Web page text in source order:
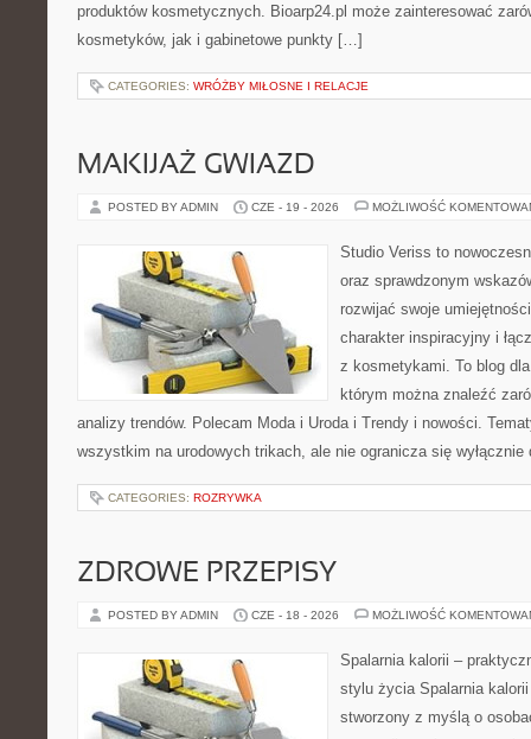
produktów kosmetycznych. Bioarp24.pl może zainteresować
kosmetyków, jak i gabinetowe punkty […]
CATEGORIES: WRÓŻBY MIŁOSNE I RELACJE
MAKIJAŻ GWIAZD
POSTED BY ADMIN CZE - 19 - 2026 MOŻLIWOŚĆ
Studio Veriss to
oraz sprawdzonym
rozwijać swoje
charakter inspiracyjny i
z kosmetykami. To blog
którym można znaleźć
analizy trendów. Polecam Moda i Uroda i Trendy i nowości.
wszystkim na urodowych trikach, ale nie ogranicza się
CATEGORIES: ROZRYWKA
ZDROWE PRZEPISY
POSTED BY ADMIN CZE - 18 - 2026 MOŻLIWOŚĆ
Spalarnia kalorii –
stylu życia Spalarnia
stworzony z myślą o